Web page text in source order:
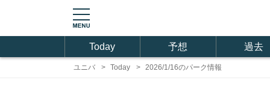
Today 予想 過去
ユニバ Today 2026/1/16のパーク情報